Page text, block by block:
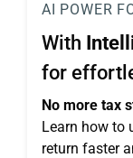
AI POWER
With
for
No more tax
Learn how to
return faster